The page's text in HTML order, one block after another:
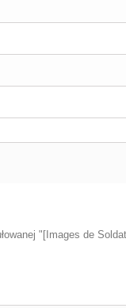
"[Images de